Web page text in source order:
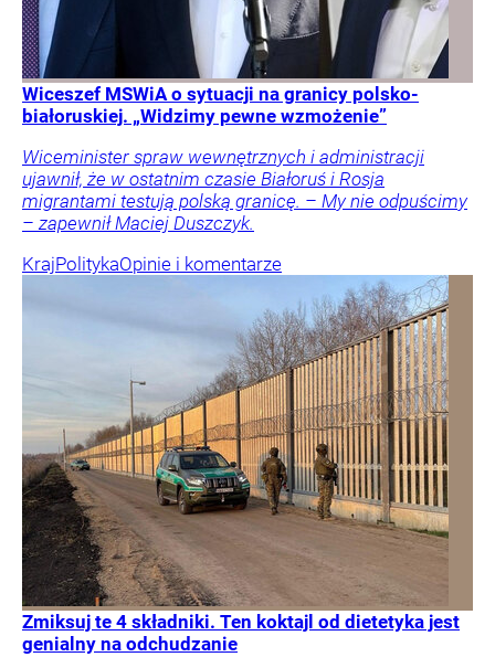
Wiceszef MSWiA o sytuacji na granicy polsko-
białoruskiej. „Widzimy pewne wzmożenie”
Wiceminister spraw wewnętrznych i administracji
ujawnił, że w ostatnim czasie Białoruś i Rosja
migrantami testują polską granicę. – My nie odpuścimy
– zapewnił Maciej Duszczyk.
KrajPolitykaOpinie i komentarze
Zmiksuj te 4 składniki. Ten koktajl od dietetyka jest
genialny na odchudzanie